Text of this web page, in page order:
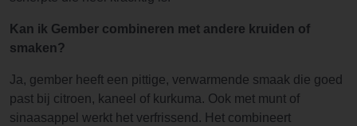
Kan ik Gember combineren met andere kruiden of
smaken?
Ja, gember heeft een pittige, verwarmende smaak die goed
past bij citroen, kaneel of kurkuma. Ook met munt of
sinaasappel werkt het verfrissend. Het combineert